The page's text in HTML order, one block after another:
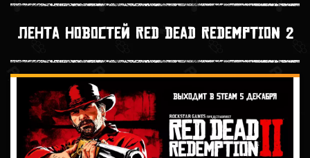
Лента новостей Red Dead Redemption 2